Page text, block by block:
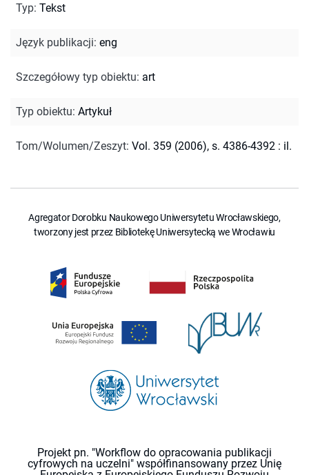
Typ: Tekst
Język publikacji: eng
Szczegółowy typ obiektu: art
Typ obiektu: Artykuł
Tom/Wolumen/Zeszyt: Vol. 359 (2006), s. 4386-4392 : il.
Agregator Dorobku Naukowego Uniwersytetu Wrocławskiego,
tworzony jest przez Bibliotekę Uniwersytecką we Wrocławiu
Projekt pn. "Workflow do opracowania publikacji
cyfrowych na uczelni" współfinansowany przez Unię